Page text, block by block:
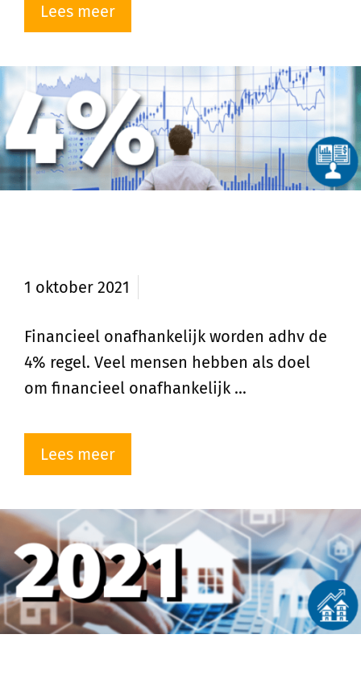
Lees meer
1 oktober 2021
Financieel onafhankelijk worden adhv de
4% regel. Veel mensen hebben als doel
om financieel onafhankelijk …
Lees meer